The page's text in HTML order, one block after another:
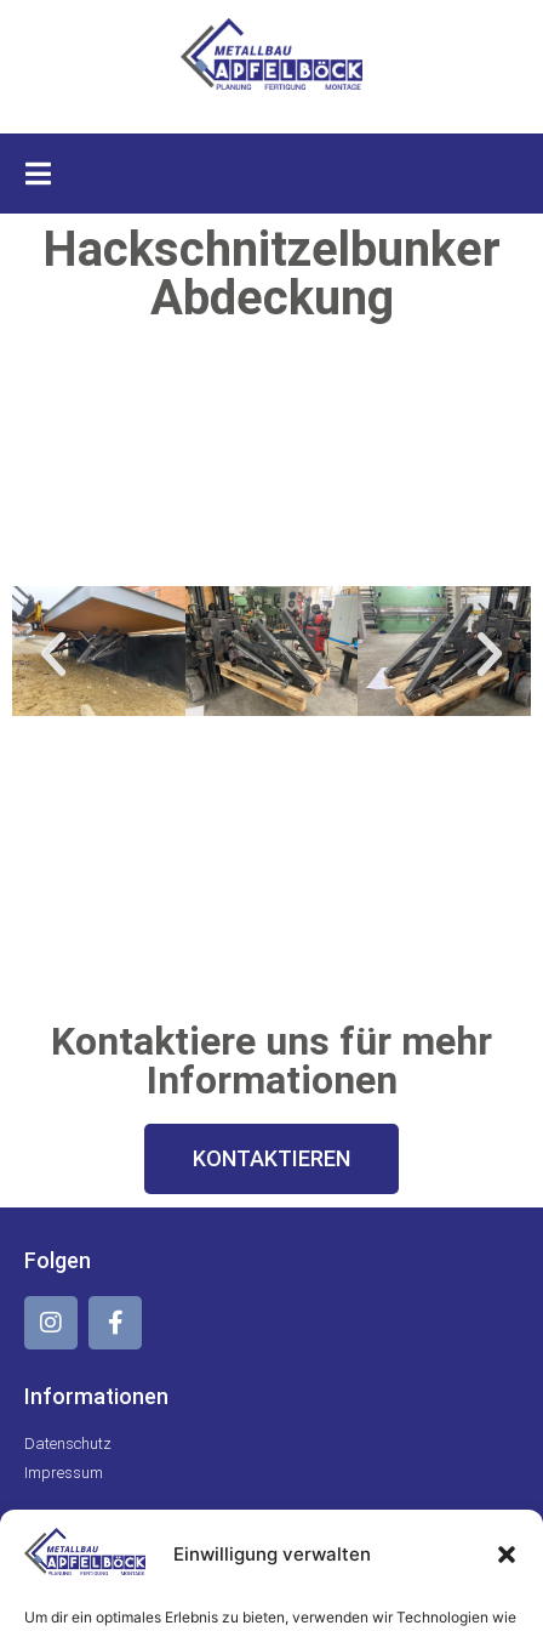
Einwilligung verwalten
Um dir ein optimales Erlebnis zu bieten, verwenden wir Technologien wie
Hackschnitzelbunker
Abdeckung
Kontaktiere uns für mehr
Informationen
KONTAKTIEREN
Folgen
Informationen
Datenschutz
Impressum
Kontakt
+49 170 8223311
info@metallbau-apfelboeck.de